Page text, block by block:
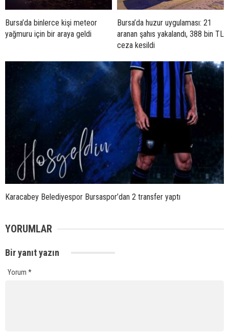
Bursa’da binlerce kişi meteor
yağmuru için bir araya geldi
Bursa’da huzur uygulaması: 21
aranan şahıs yakalandı, 388 bin TL
ceza kesildi
Karacabey Belediyespor Bursaspor’dan 2 transfer yaptı
YORUMLAR
Bir yanıt yazın
Yorum *